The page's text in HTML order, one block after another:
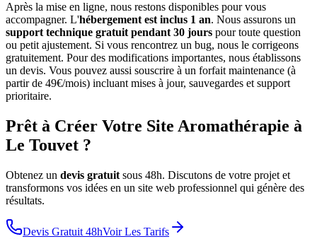
Après la mise en ligne, nous restons disponibles pour vous
accompagner. L'hébergement est inclus 1 an. Nous assurons un
support technique gratuit pendant 30 jours pour toute question
ou petit ajustement. Si vous rencontrez un bug, nous le corrigeons
gratuitement. Pour des modifications importantes, nous établissons
un devis. Vous pouvez aussi souscrire à un forfait maintenance (à
partir de 49€/mois) incluant mises à jour, sauvegardes et support
prioritaire.
Prêt à Créer Votre Site Aromathérapie à
Le Touvet ?
Obtenez un devis gratuit sous 48h. Discutons de votre projet et
transformons vos idées en un site web professionnel qui génère des
résultats.
Devis Gratuit 48hVoir Les Tarifs